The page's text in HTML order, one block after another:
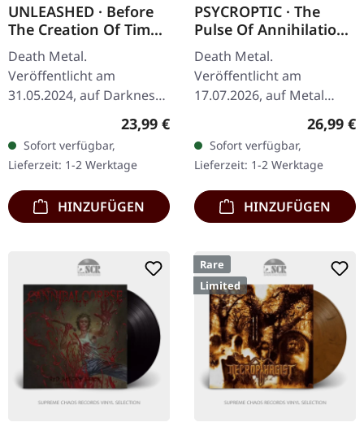
UNLEASHED · Before
The Creation Of Time
| WHITE LP
Death Metal.
Veröffentlicht am
31.05.2024, auf Darkness
Shall Rise Productions.
Weißes Vinyl mit 16-
seitigem Booklet und A2
Poster. Limitiert auf 500…
Regulärer Preis:
23,99 €
Sofort verfügbar,
Lieferzeit: 1-2 Werktage
HINZUFÜGEN
PSYCROPTIC · The
Pulse Of Annihilation
| SPLATTER LP
Death Metal.
Veröffentlicht am
17.07.2026, auf Metal
Blade Records. Gold
schwarzes Splatter-Vinyl
im Standard-Cover.
Limitiert auf 250
Exemplare.…
26,99 €
Sofort verfügbar,
Lieferzeit: 1-2 Werktage
HINZUFÜGEN
Rare
Limited